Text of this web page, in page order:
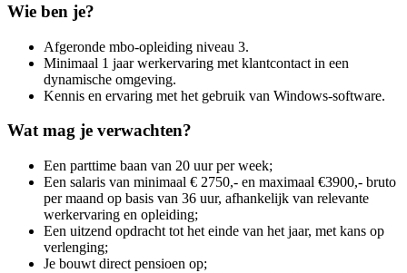
Wie ben je?
Afgeronde mbo-opleiding niveau 3.
Minimaal 1 jaar werkervaring met klantcontact in een
dynamische omgeving.
Kennis en ervaring met het gebruik van Windows-software.
Wat mag je verwachten?
Een parttime baan van 20 uur per week;
Een salaris van minimaal € 2750,- en maximaal €3900,- bruto
per maand op basis van 36 uur, afhankelijk van relevante
werkervaring en opleiding;
Een uitzend opdracht tot het einde van het jaar, met kans op
verlenging;
Je bouwt direct pensioen op;